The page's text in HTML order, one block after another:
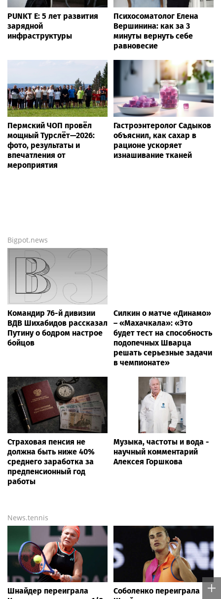
PUNKT E: 5 лет развития
зарядной
инфраструктуры
Психосоматолог Елена
Вершинина: как за 3
минуты вернуть себе
равновесие
Пермский ЧОП провёл
мощный Турслёт—2026:
фото, результаты и
впечатления от
мероприятия
Гастроэнтеролог Садыков
объяснил, как сахар в
рационе ускоряет
изнашивание тканей
Bigpot.news
Командир 76-й дивизии
ВДВ Шихабидов рассказал
Путину о бодром настрое
бойцов
Силкин о матче «Динамо»
– «Махачкала»: «Это
будет тест на способность
подопечных Шварца
решать серьезные задачи
в чемпионате»
Страховая пенсия не
должна быть ниже 40%
среднего заработка за
предпенсионный год
работы
Музыка, частоты и вода -
научный комментарий
Алексея Горшкова
News.tennis
Шнайдер переиграла
Соболенко переиграла